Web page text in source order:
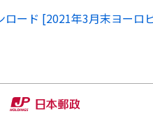
ロード [2021年3月末ヨー